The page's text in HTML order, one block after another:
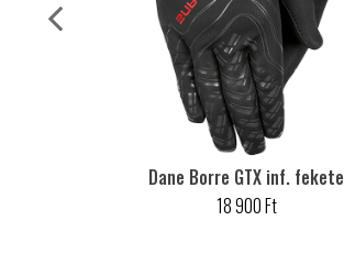
Dane Borre GTX inf. fekete
18 900 Ft